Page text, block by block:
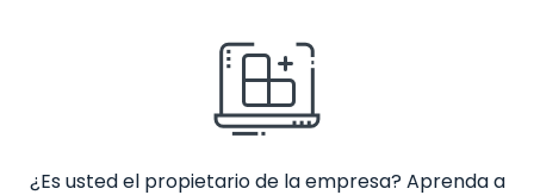
¿Es usted el propietario de la empresa? Aprenda a